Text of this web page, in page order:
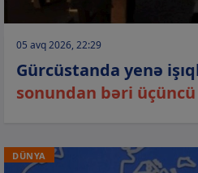
05 avq 2026, 22:29
Gürcüstanda yenə
sonundan bəri
DÜNYA